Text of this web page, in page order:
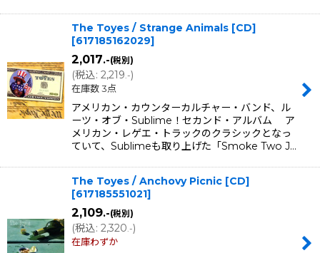
The Toyes / Strange Animals [CD]
[617185162029]
2,017.-(税別)
(税込: 2,219 .-)
在庫数 3点
アメリカン・カウンターカルチャー・バンド、ル
ーツ・オブ・Sublime！セカンド・アルバム ア
メリカン・レゲエ・トラックのクラシックとなっ
ていて、Sublimeも取り上げた「Smoke Two J…
The Toyes / Anchovy Picnic [CD]
[617185551021]
2,109.-(税別)
(税込: 2,320 .-)
在庫わずか